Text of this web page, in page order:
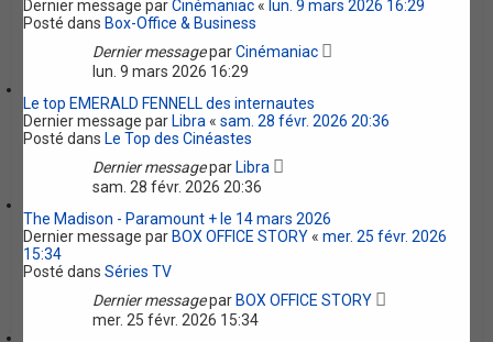
Dernier message parCinémaniac« lun. 9 mars 2026 16:29
Posté dans Box-Office & Business
Dernier messageparCinémaniac
lun. 9 mars 2026 16:29
Le top EMERALD FENNELL des internautes
Dernier message par Libra «sam. 28 févr. 2026 20:36
Posté dans Le Top des Cinéastes
Dernier messagepar Libra
sam. 28 févr. 2026 20:36
The Madison - Paramount + le 14 mars 2026
Dernier message par BOX OFFICE STORY«mer. 25 févr. 2026
15:34
Posté dansSéries TV
Dernier messagepar BOX OFFICE STORY
mer. 25 févr. 2026 15:34